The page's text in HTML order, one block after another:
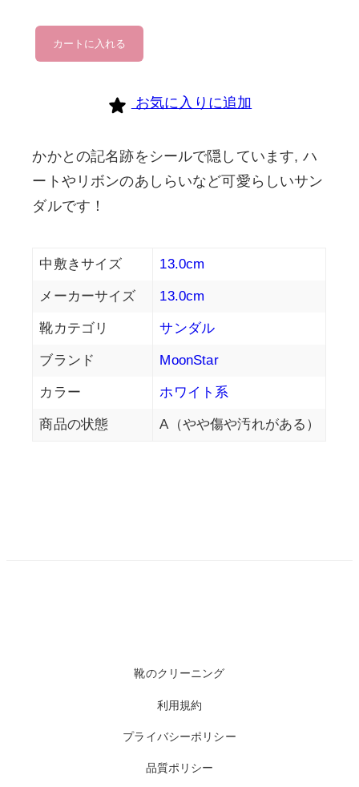
moonstar
個
カートに入れる
お気に入りに追加
かかとの記名跡をシールで隠しています, ハ
ートやリボンのあしらいなど可愛らしいサン
ダルです！
中敷きサイズ 13.0cm
メーカーサイズ 13.0cm
靴カテゴリ サンダル
ブランド MoonStar
カラー ホワイト系
商品の状態 A（やや傷や汚れがある）
靴のクリーニング
利用規約
プライバシーポリシー
品質ポリシー